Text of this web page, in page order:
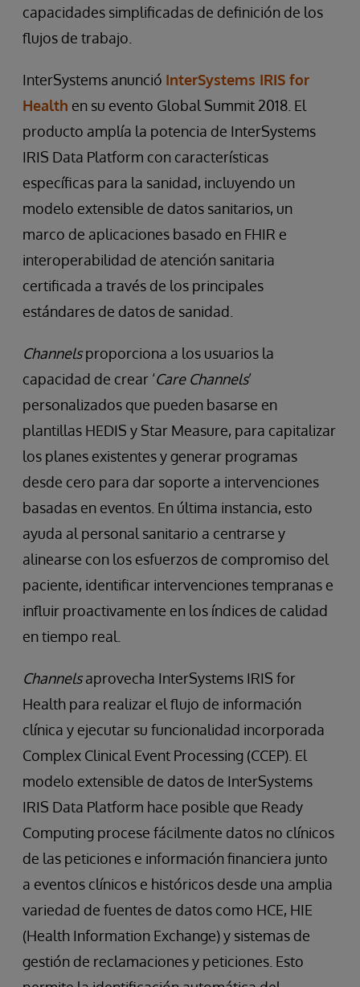
capacidades simplificadas de definición de los
flujos de trabajo.
InterSystems anunció InterSystems IRIS for
Health en su evento Global Summit 2018. El
producto amplía la potencia de InterSystems
IRIS Data Platform con características
específicas para la sanidad, incluyendo un
modelo extensible de datos sanitarios, un
marco de aplicaciones basado en FHIR e
interoperabilidad de atención sanitaria
certificada a través de los principales
estándares de datos de sanidad.
Channelsproporciona a los usuarios la
capacidad de crear ‘Care Channels’
personalizados que pueden basarse en
plantillas HEDIS y Star Measure, para capitalizar
los planes existentes y generar programas
desde cero para dar soporte a intervenciones
basadas en eventos. En última instancia, esto
ayuda al personal sanitario a centrarse y
alinearse con los esfuerzos de compromiso del
paciente, identificar intervenciones tempranas e
influir proactivamente en los índices de calidad
en tiempo real.
Channelsaprovecha InterSystems IRIS for
Health para realizar el flujo de información
clínica y ejecutar su funcionalidad incorporada
Complex Clinical Event Processing (CCEP). El
modelo extensible de datos de InterSystems
IRIS Data Platform hace posible que Ready
Computing procese fácilmente datos no clínicos
de las peticiones e información financiera junto
a eventos clínicos e históricos desde una amplia
variedad de fuentes de datos como HCE, HIE
(Health Information Exchange) y sistemas de
gestión de reclamaciones y peticiones. Esto